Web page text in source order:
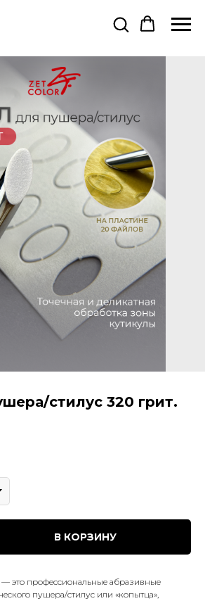
стилус 320 грит.
В КОРЗИНУ
это профессиональные абразивные
пушера/стилус или «копытца»,